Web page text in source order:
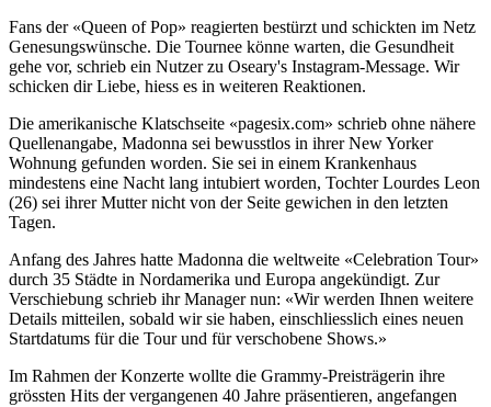
Fans der «Queen of Pop» reagierten bestürzt und schickten im Netz
Genesungswünsche. Die Tournee könne warten, die Gesundheit
gehe vor, schrieb ein Nutzer zu Oseary's Instagram-Message. Wir
schicken dir Liebe, hiess es in weiteren Reaktionen.
Die amerikanische Klatschseite «pagesix.com» schrieb ohne nähere
Quellenangabe, Madonna sei bewusstlos in ihrer New Yorker
Wohnung gefunden worden. Sie sei in einem Krankenhaus
mindestens eine Nacht lang intubiert worden, Tochter Lourdes Leon
(26) sei ihrer Mutter nicht von der Seite gewichen in den letzten
Tagen.
Anfang des Jahres hatte Madonna die weltweite «Celebration Tour»
durch 35 Städte in Nordamerika und Europa angekündigt. Zur
Verschiebung schrieb ihr Manager nun: «Wir werden Ihnen weitere
Details mitteilen, sobald wir sie haben, einschliesslich eines neuen
Startdatums für die Tour und für verschobene Shows.»
Im Rahmen der Konzerte wollte die Grammy-Preisträgerin ihre
grössten Hits der vergangenen 40 Jahre präsentieren, angefangen